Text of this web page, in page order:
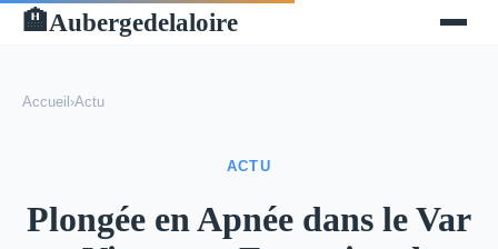
🏨Aubergedelaloire
Accueil ›Actu
ACTU
Plongée en Apnée dans le Var